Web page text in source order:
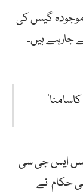
موجودہ گیس کی
جارہے ہیں۔
ایس ایس جی سی
حکام نے